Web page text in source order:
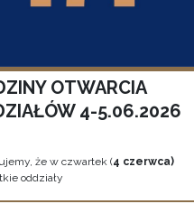
OTWARCIA
4-5.06.2026
że w czwartek (4 czerwca)
oddziały